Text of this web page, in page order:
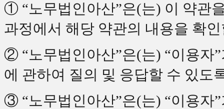
① “노무법인아산”은(는) 이 약관
과정에서 해당 약관의 내용을 확
② “노무법인아산”은(는) “이용자
에 관하여 질의 및 응답할 수 있도
③ “노무법인아산”은(는) “이용자